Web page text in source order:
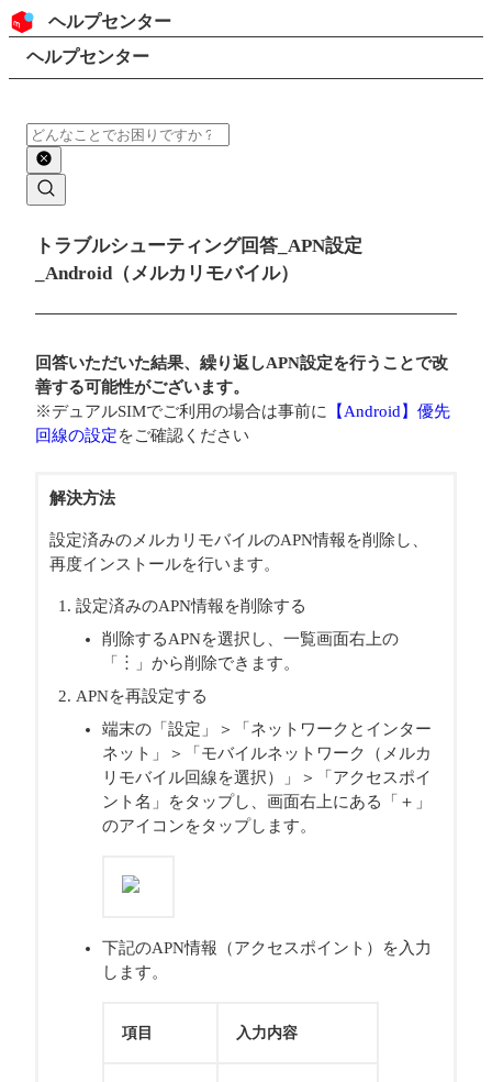
コンテンツにスキップ
ヘッダー
ヘルプセンター
検索
パンくずリスト
ヘルプセンター
検索
メインコンテンツ
トラブルシューティング回答_APN設定
_Android（メルカリモバイル）
回答いただいた結果、繰り返しAPN設定を行うことで改
善する可能性がございます。
※デュアルSIMでご利用の場合は事前に
【Android】優先
回線の設定をご確認ください
解決方法
設定済みのメルカリモバイルのAPN情報を削除し、
再度インストールを行います。
設定済みのAPN情報を削除する
削除するAPNを選択し、一覧画面右上の
「︙」から削除できます。
APNを再設定する
端末の「設定」＞「ネットワークとインター
ネット」＞「モバイルネットワーク（メルカ
リモバイル回線を選択）」＞「アクセスポイ
ント名」をタップし、画面右上にある「＋」
のアイコンをタップします。
下記のAPN情報（アクセスポイント）を入力
します。
項目 入力内容